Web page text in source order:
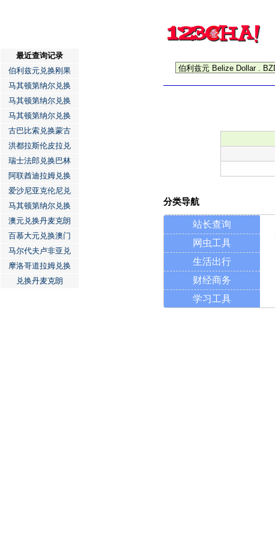
最近查询记录
伯利兹元兑换刚果
马其顿第纳尔兑换
马其顿第纳尔兑换
马其顿第纳尔兑换
古巴比索兑换蒙古
洪都拉斯伦皮拉兑
瑞士法郎兑换巴林
阿联酋迪拉姆兑换
爱沙尼亚克伦尼兑
马其顿第纳尔兑换
澳元兑换丹麦克朗
百慕大元兑换澳门
马尔代夫卢非亚兑
摩洛哥道拉姆兑换
兑换丹麦克朗
分类导航
站长查询
网虫工具
生活出行
财经商务
学习工具